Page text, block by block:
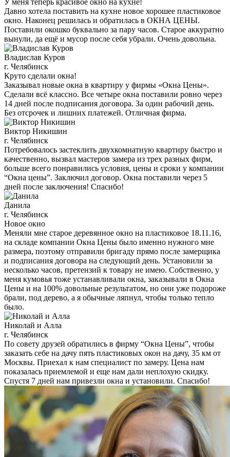
Давно хотела поставить на кухне новое хорошее пластиковое
окно. Наконец решилась и обратилась в ОКНА ЦЕНЫ.
Поставили окошко буквально за пару часов. Старое аккуратно
вынули, да ещё и мусор после себя убрали. Очень довольна.
Владислав Куров
г. Челябинск
Круто сделали окна!
Заказывал новые окна в квартиру у фирмы «Окна Цены».
Сделали всё классно. Все четыре окна поставили ровно через
14 дней после подписания договора. За один рабочий день.
Без отсрочек и лишних платежей. Отличная фирма.
Виктор Никишин
г. Челябинск
Потребовалось застеклить двухкомнатную квартиру быстро и
качественно, вызвал мастеров замера из трех разных фирм,
больше всего понравились условия, цены и сроки у компании
“Окна цены”. Заключил договор. Окна поставили через 5
дней после заключения! Спасибо!
Данила
г. Челябинск
Новое окно
Меняли мне старое деревянное окно на пластиковое 18.11.16,
на складе компании Окна Цены было именно нужного мне
размера, поэтому отправили бригаду прямо после замерщика
и подписания договора на следующий день. Установили за
несколько часов, претензий к товару не имею. Собственно, у
меня кумовья тоже устанавливали окна, заказывали в Окна
Цены и на 100% довольные результатом, но они уже подороже
брали, под дерево, а я обычные ляпнул, чтобы только тепло
было.
Николай и Алла
г. Челябинск
По совету друзей обратились в фирму “Окна Цены”, чтобы
заказать себе на дачу пять пластиковых окон на дачу, 35 км от
Москвы. Приехал к нам специалист по замеру. Цена нам
показалась приемлемой и еще нам дали неплохую скидку.
Спустя 7 дней нам привезли окна и установили. Спасибо!